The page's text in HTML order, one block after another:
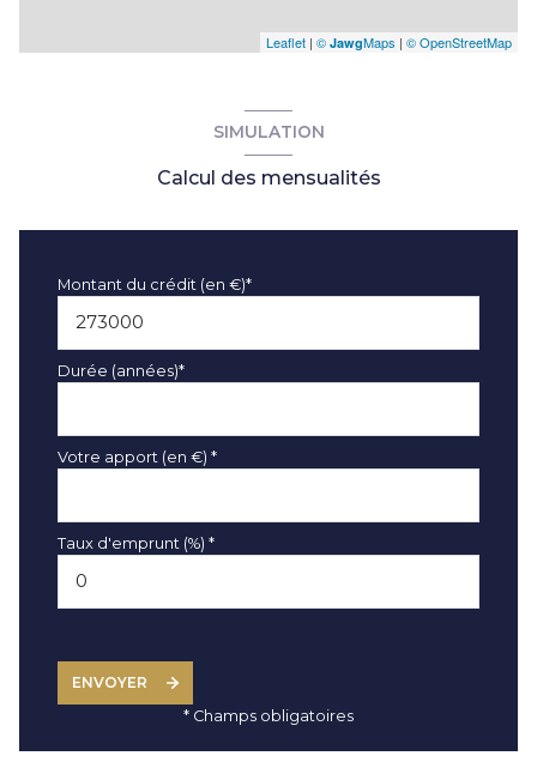
Leaflet | © JawgMaps | © OpenStreetMap
SIMULATION
Calcul des mensualités
Montant du crédit (en €)*
Durée (années)*
Votre apport (en €) *
Taux d'emprunt (%) *
ENVOYER
* Champs obligatoires